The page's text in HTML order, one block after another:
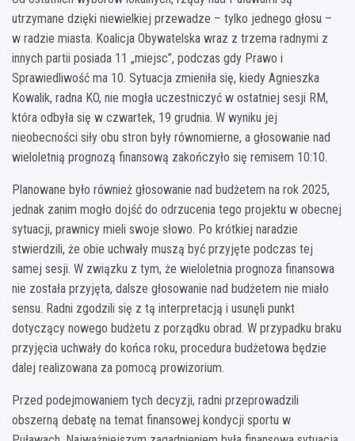
utrzymane dzięki niewielkiej przewadze – tylko jednego głosu –
w radzie miasta. Koalicja Obywatelska wraz z trzema radnymi z
innych partii posiada 11 „miejsc”, podczas gdy Prawo i
Sprawiedliwość ma 10. Sytuacja zmieniła się, kiedy Agnieszka
Kowalik, radna KO, nie mogła uczestniczyć w ostatniej sesji RM,
która odbyła się w czwartek, 19 grudnia. W wyniku jej
nieobecności siły obu stron były równomierne, a głosowanie nad
wieloletnią prognozą finansową zakończyło się remisem 10:10.
Planowane było również głosowanie nad budżetem na rok 2025,
jednak zanim mogło dojść do odrzucenia tego projektu w obecnej
sytuacji, prawnicy mieli swoje słowo. Po krótkiej naradzie
stwierdzili, że obie uchwały muszą być przyjęte podczas tej
samej sesji. W związku z tym, że wieloletnia prognoza finansowa
nie została przyjęta, dalsze głosowanie nad budżetem nie miało
sensu. Radni zgodzili się z tą interpretacją i usunęli punkt
dotyczący nowego budżetu z porządku obrad. W przypadku braku
przyjęcia uchwały do końca roku, procedura budżetowa będzie
dalej realizowana za pomocą prowizorium.
Przed podejmowaniem tych decyzji, radni przeprowadzili
obszerną debatę na temat finansowej kondycji sportu w